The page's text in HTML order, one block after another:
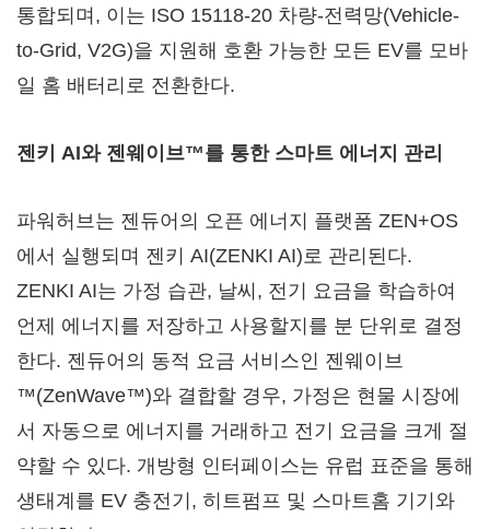
통합되며, 이는 ISO 15118-20 차량-전력망(Vehicle-
to-Grid, V2G)을 지원해 호환 가능한 모든 EV를 모바
일 홈 배터리로 전환한다.
젠키 AI와 젠웨이브™를 통한 스마트 에너지 관리
파워허브는 젠듀어의 오픈 에너지 플랫폼 ZEN+OS
에서 실행되며 젠키 AI(ZENKI AI)로 관리된다.
ZENKI AI는 가정 습관, 날씨, 전기 요금을 학습하여
언제 에너지를 저장하고 사용할지를 분 단위로 결정
한다. 젠듀어의 동적 요금 서비스인 젠웨이브
™(ZenWave™)와 결합할 경우, 가정은 현물 시장에
서 자동으로 에너지를 거래하고 전기 요금을 크게 절
약할 수 있다. 개방형 인터페이스는 유럽 표준을 통해
생태계를 EV 충전기, 히트펌프 및 스마트홈 기기와